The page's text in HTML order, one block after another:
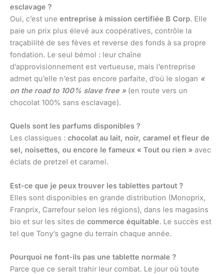
esclavage ?
Oui, c’est une entreprise à mission certifiée B Corp. Elle
paie un prix plus élevé aux coopératives, contrôle la
traçabilité de ses fèves et reverse des fonds à sa propre
fondation. Le seul bémol : leur chaîne
d’approvisionnement est vertueuse, mais l’entreprise
admet qu’elle n’est pas encore parfaite, d’où le slogan «
on the road to 100% slave free »(en route vers un
chocolat 100% sans esclavage).
Quels sont les parfums disponibles ?
Les classiques : chocolat au lait, noir, caramel et fleur de
sel, noisettes, ou encore le fameux « Tout ou rien » avec
éclats de pretzel et caramel.
Est-ce que je peux trouver les tablettes partout ?
Elles sont disponibles en grande distribution (Monoprix,
Franprix, Carrefour selon les régions), dans les magasins
bio et sur les sites de commerce équitable. Le succès est
tel que Tony’s gagne du terrain chaque année.
Pourquoi ne font-ils pas une tablette normale ?
Parce que ce serait trahir leur combat. Le jour où toute